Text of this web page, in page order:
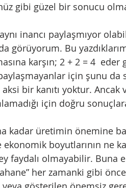
gibi güzel bir sonucu
görüyorum. Bu
karşın; 2 + 2 = 4
için şunu
aksi bir kanıtı yoktur.
için doğru
boyutlarının ne
faydalı olmayabilir.
her zamanki gibi